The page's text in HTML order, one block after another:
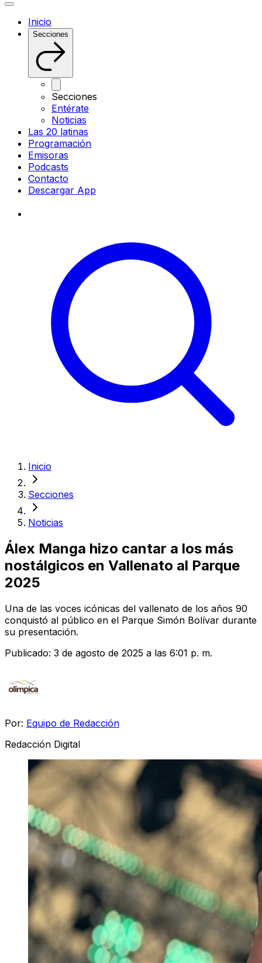
Inicio
Secciones
Secciones
Entérate
Noticias
Las 20 latinas
Programación
Emisoras
Podcasts
Contacto
Descargar App
Inicio
Secciones
Noticias
Álex Manga hizo cantar a los más
nostálgicos en Vallenato al Parque
2025
Una de las voces icónicas del vallenato de los años 90
conquistó al público en el Parque Simón Bolívar durante
su presentación.
Publicado: 3 de agosto de 2025 a las 6:01 p. m.
Por: Equipo de Redacción
Redacción Digital